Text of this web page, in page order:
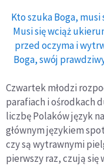
Kto szuka Boga,
Musi się wciąż
przed oczyma i
Boga, swój
Czwartek młodzi
parafiach i ośrodkach
liczbę Polaków język
głównym językiem
czy są wytrawnymi
pierwszy raz, czują się